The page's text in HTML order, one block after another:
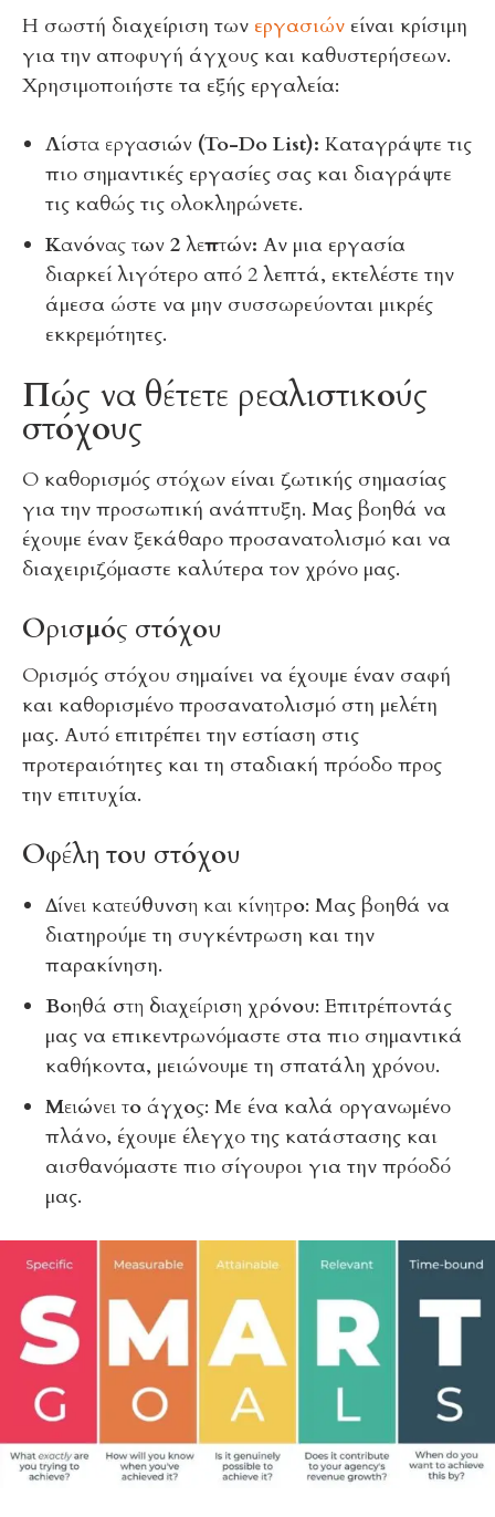
Η σωστή διαχείριση των εργασιών είναι κρίσιμη
για την αποφυγή άγχους και καθυστερήσεων.
Χρησιμοποιήστε τα εξής εργαλεία:
Λίστα εργασιών (To-Do List): Καταγράψτε τις
πιο σημαντικές εργασίες σας και διαγράψτε
τις καθώς τις ολοκληρώνετε.
Κανόνας των 2 λεπτών: Αν μια εργασία
διαρκεί λιγότερο από 2 λεπτά, εκτελέστε την
άμεσα ώστε να μην συσσωρεύονται μικρές
εκκρεμότητες.
Πώς να θέτετε ρεαλιστικούς
στόχους
Ο καθορισμός στόχων είναι ζωτικής σημασίας
για την προσωπική ανάπτυξη. Μας βοηθά να
έχουμε έναν ξεκάθαρο προσανατολισμό και να
διαχειριζόμαστε καλύτερα τον χρόνο μας.
Ορισμός στόχου
Ορισμός στόχου σημαίνει να έχουμε έναν σαφή
και καθορισμένο προσανατολισμό στη μελέτη
μας. Αυτό επιτρέπει την εστίαση στις
προτεραιότητες και τη σταδιακή πρόοδο προς
την επιτυχία.
Οφέλη του στόχου
Δίνει κατεύθυνση και κίνητρο: Μας βοηθά να
διατηρούμε τη συγκέντρωση και την
παρακίνηση.
Βοηθά στη διαχείριση χρόνου: Επιτρέποντάς
μας να επικεντρωνόμαστε στα πιο σημαντικά
καθήκοντα, μειώνουμε τη σπατάλη χρόνου.
Μειώνει το άγχος: Με ένα καλά οργανωμένο
πλάνο, έχουμε έλεγχο της κατάστασης και
αισθανόμαστε πιο σίγουροι για την πρόοδό
μας.